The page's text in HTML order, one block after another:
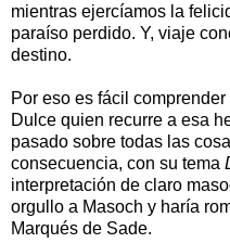
mientras ejercíamos la
paraíso perdido. Y, viaje
destino.
Por eso es fácil
Dulce quien recurre a esa
pasado sobre todas las
consecuencia, con su tema
interpretación de claro
orgullo a Masoch y haría
Marqués de Sade.